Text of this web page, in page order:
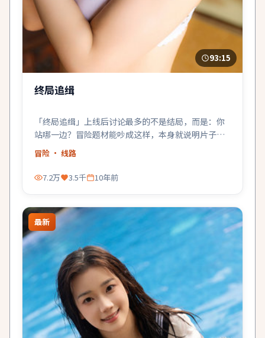
93:15
终局追缉
「终局追缉」上线后讨论最多的不是结局，而是：你
站哪一边？冒险题材能吵成这样，本身就说明片子成
了。
冒险 · 线路
7.2万 3.5千 10年前
最新